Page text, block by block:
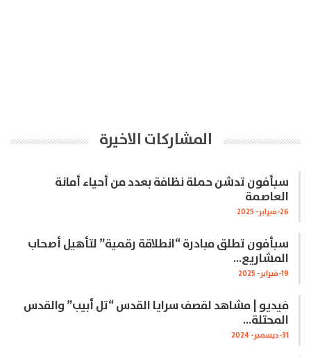
المشاركات الاخيرة
سبأفون تدشن حملة نظافة بعدد من أحياء أمانة
العاصمة
26-فبراير- 2025
سبأفون تطلق مبادرة “انطلاقة رقمية” لتأهيل أصحاب
المشاريع…
19-فبراير- 2025
فيديو | مشاهد لقصف سرايا القدس “تل أبيب” والقدس
المحتلة…
31-ديسمبر- 2024